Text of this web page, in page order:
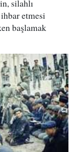
silahlı
etmesi
başlamak